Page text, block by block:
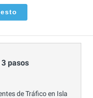
pasos
de Tráfico en Isla